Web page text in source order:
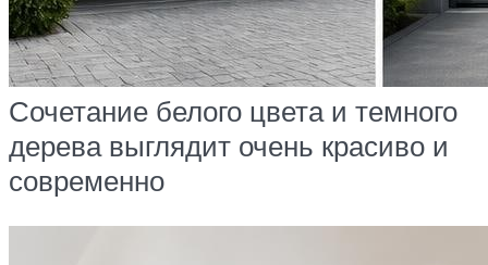
Сочетание белого цвета и темного
дерева выглядит очень красиво и
современно